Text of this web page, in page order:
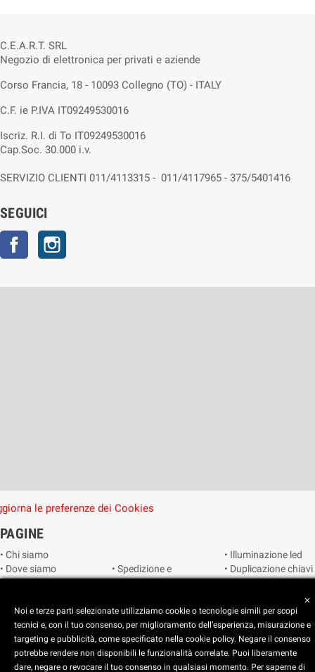
C.E.A.R.T. SRL
Negozio di elettronica per privati e aziende
Corso Francia, 18 - 10093 Collegno (TO) - ITALY
C.F. ie P.IVA IT09249530016
Iscriz. R.I. di To IT09249530016
Cap.Soc. 30.000 i.v.
SERVIZIO CLIENTI 011/4113315 - 011/4117965 - 375/5401416
SEGUICI
Facebook
le preferenze dei Cookies
PAGINE
• Chi siamo
• Dove siamo
• Reimposta le
preferenze dei
cookie
• Spedizione e
vendita
• Catalogo
• Illuminazione led
• Duplicazione chiavi
telecomandi
• Smart home
• Video sorveglianza
close
Noi e terze parti selezionate utilizziamo cookie o tecnologie simili per scopi
tecnici e, con il tuo consenso, per miglioramento dell’esperienza, misurazione e
targeting e pubblicità, come specificato nella cookie policy. Negare il consenso
potrebbe rendere non disponibili le funzionalità correlate. Puoi liberamente
dare, negare o revocare il tuo consenso in qualsiasi momento. Per saperne di